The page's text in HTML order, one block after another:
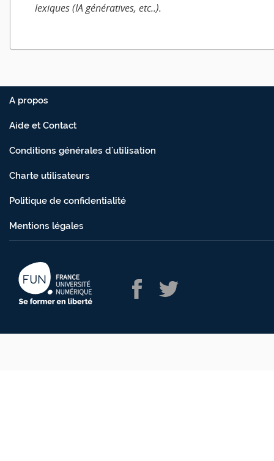
lexiques (IA génératives, etc..).
A propos
Aide et Contact
Conditions générales d'utilisation
Charte utilisateurs
Politique de confidentialité
Mentions légales